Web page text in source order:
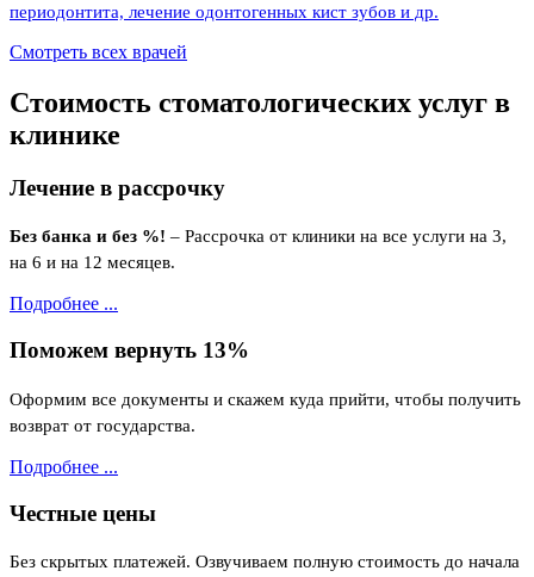
периодонтита, лечение одонтогенных кист зубов и др.
Смотреть всех врачей
Стоимость стоматологических услуг в
клинике
Лечение в рассрочку
Без банка и без %! – Рассрочка от клиники на все услуги на 3,
на 6 и на 12 месяцев.
Подробнее ...
Поможем вернуть 13%
Оформим все документы и скажем куда прийти, чтобы получить
возврат от государства.
Подробнее ...
Честные цены
Без скрытых платежей. Озвучиваем полную стоимость до начала